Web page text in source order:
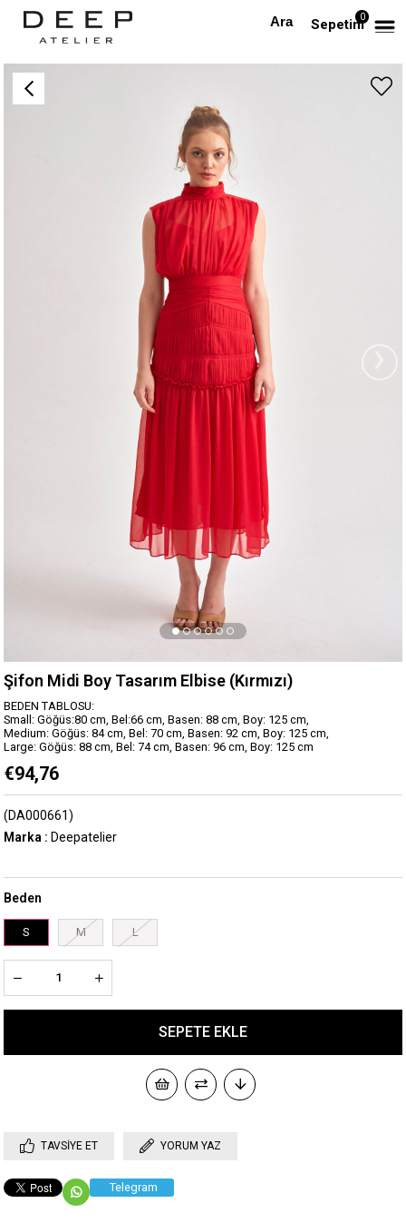
Sepetim0
Anasayfa TÜM ELBİSELER Şifon Midi Boy Tasarım Elbise (Kırmızı)
Şifon Midi Boy Tasarım Elbise (Kırmızı)
BEDEN TABLOSU:
Small: Göğüs:80 cm, Bel:66 cm, Basen: 88 cm, Boy: 125 cm,
Medium: Göğüs: 84 cm, Bel: 70 cm, Basen: 92 cm, Boy: 125 cm,
Large: Göğüs: 88 cm, Bel: 74 cm, Basen: 96 cm, Boy: 125 cm
€94,76
(DA000661)
Marka : Deepatelier
Beden
S M L
TAVSIYE ET YORUM YAZ
Telegram